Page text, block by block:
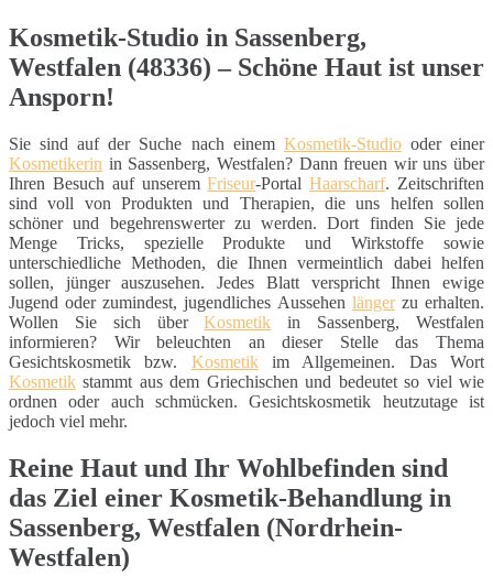
Kosmetik-Studio in Sassenberg,
Westfalen (48336) – Schöne Haut ist unser
Ansporn!
Sie sind auf der Suche nach einem Kosmetik-Studiooder einer
Kosmetikerin in Sassenberg, Westfalen? Dann freuen wir uns über
Ihren Besuch auf unseremFriseur-PortalHaarscharf. Zeitschriften
sind voll von Produkten und Therapien, die uns helfen sollen
schöner und begehrenswerter zu werden. Dort finden Sie jede
Menge Tricks, spezielle Produkte und Wirkstoffe sowie
unterschiedliche Methoden, die Ihnen vermeintlich dabei helfen
sollen, jünger auszusehen. Jedes Blatt verspricht Ihnen ewige
Jugend oder zumindest, jugendliches Aussehen längerzu erhalten.
Wollen Sie sich überKosmetik in Sassenberg, Westfalen
informieren? Wir beleuchten an dieser Stelle das Thema
Gesichtskosmetik bzw. Kosmetikim Allgemeinen. Das Wort
Kosmetik stammt aus dem Griechischen und bedeutet so viel wie
ordnen oder auch schmücken. Gesichtskosmetik heutzutage ist
jedoch viel mehr.
Reine Haut und Ihr Wohlbefinden sind
das Ziel einer Kosmetik-Behandlung in
Sassenberg, Westfalen (Nordrhein-
Westfalen)